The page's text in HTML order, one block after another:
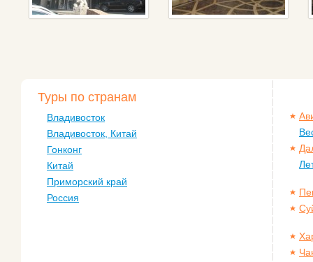
Туры по странам
Владивосток
Владивосток, Китай
Гонконг
Китай
Приморский край
Россия